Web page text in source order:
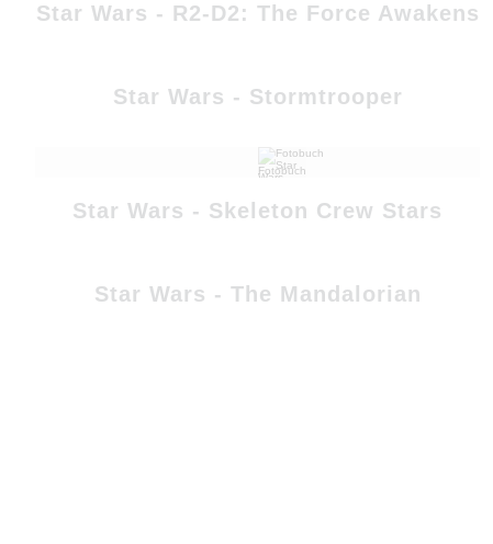
Star Wars - R2-D2: The Force Awakens
Star Wars - Stormtrooper
Star Wars - Skeleton Crew Stars
Star Wars - The Mandalorian